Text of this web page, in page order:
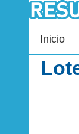
Inicio